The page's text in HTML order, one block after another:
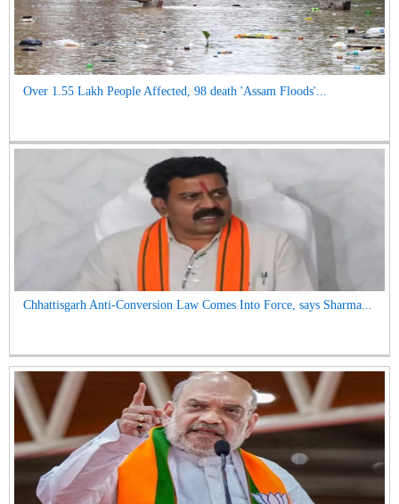
Over 1.55 Lakh People Affected, 98 death 'Assam Floods'...
Chhattisgarh Anti-Conversion Law Comes Into Force, says Sharma...